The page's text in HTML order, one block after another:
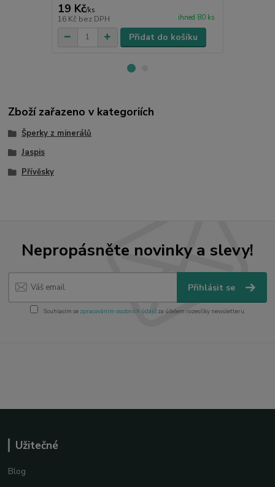
19 Kč/ks
16 Kč bez DPH ihned 80 ks
Přidat do košíku
Zboží zařazeno v kategoriích
Šperky z minerálů
Jaspis
Přívěsky
Nepropásněte novinky a slevy!
Přihlásit se
Souhlasím se zpracováním osobních údajůza účelem rozesílky newsletteru.
Užitečné
Blog